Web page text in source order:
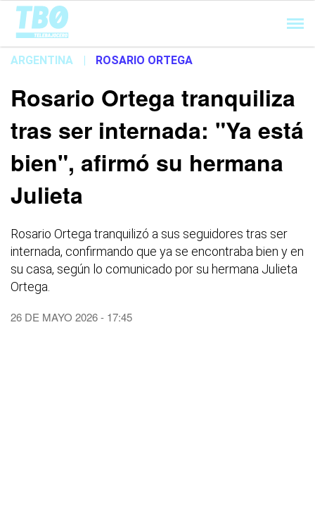
Cargando...
ARGENTINA | ROSARIO ORTEGA
Rosario Ortega tranquiliza
tras ser internada: "Ya está
bien", afirmó su hermana
Julieta
Rosario Ortega tranquilizó a sus seguidores tras ser
internada, confirmando que ya se encontraba bien y en
su casa, según lo comunicado por su hermana Julieta
Ortega.
26 DE MAYO 2026 - 17:45